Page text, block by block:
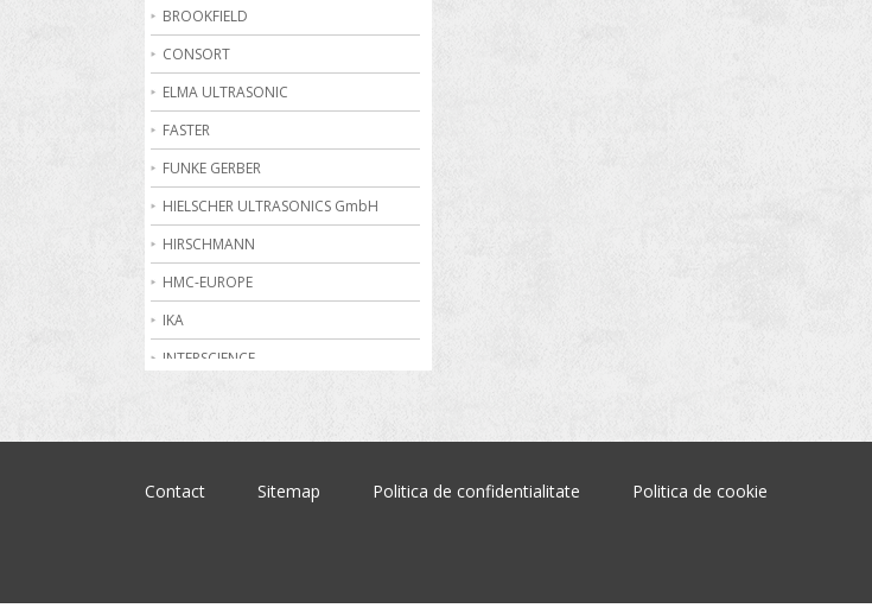
Bai ultrasonice
Balante
Becuri de gaz
Bioreactoare
Biurete digitale
Calorimetrie
Camere climatice
Cantare electronice industriale
Centrifuge de laborator
Conductometre
BROOKFIELD
CONSORT
ELMA ULTRASONIC
FASTER
FUNKE GERBER
HIELSCHER ULTRASONICS GmbH
HIRSCHMANN
HMC-EUROPE
IKA
INTERSCIENCE
Contact Sitemap Politica de confidentialitate Politica de cookie